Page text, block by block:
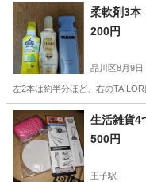
東京 北区 赤羽駅
柔軟剤3本
200円
品川区8月9日
左2本は約半分ほど、右の
東京 品川区 洗濯用品
生活雑貨4
500円
王子駅